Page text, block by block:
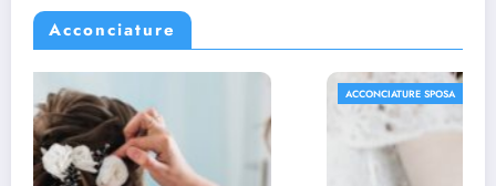
Acconciature
ACCONCIATURE SPOSA